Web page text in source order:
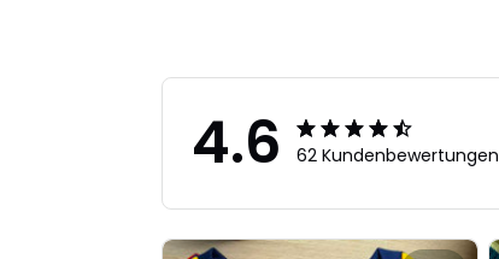
4.6 62 Kundenbewertungen